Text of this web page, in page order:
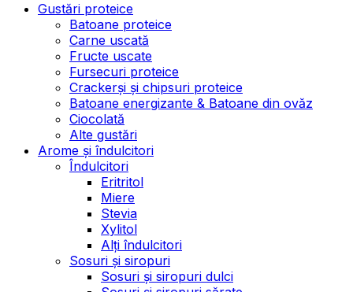
Gustări proteice
Batoane proteice
Carne uscată
Fructe uscate
Fursecuri proteice
Crackerși și chipsuri proteice
Batoane energizante & Batoane din ovăz
Ciocolată
Alte gustări
Arome și îndulcitori
Îndulcitori
Eritritol
Miere
Stevia
Xylitol
Alți îndulcitori
Sosuri și siropuri
Sosuri și siropuri dulci